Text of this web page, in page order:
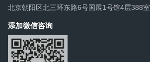
北京朝阳区北三环东路6号国展1号馆4层388室
添加微信咨询